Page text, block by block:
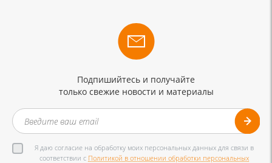
Подпишийтесь и получайте
только свежие новости и материалы
Я даю согласие на обработку моих персональных данных для связи в
соответствии с Политикой в отношении обработки персональных